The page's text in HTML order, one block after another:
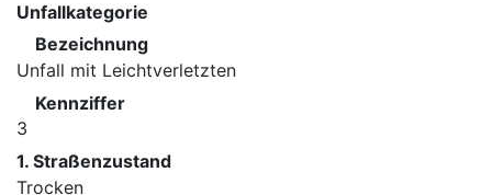
Unfallkategorie
Bezeichnung
Unfall mit Leichtverletzten
Kennziffer
3
1. Straßenzustand
Trocken